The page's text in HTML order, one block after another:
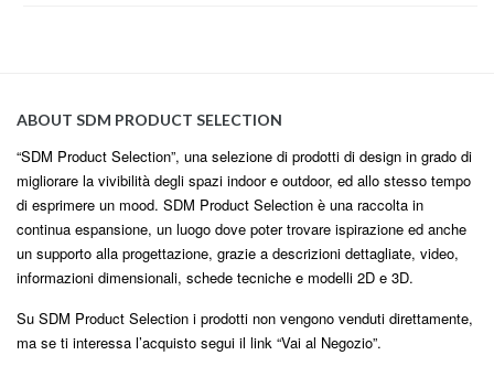
ABOUT SDM PRODUCT SELECTION
“SDM Product Selection”, una selezione di prodotti di design in grado di
migliorare la vivibilità degli spazi indoor e outdoor, ed allo stesso tempo
di esprimere un mood. SDM Product Selection è una raccolta in
continua espansione, un luogo dove poter trovare ispirazione ed anche
un supporto alla progettazione, grazie a descrizioni dettagliate, video,
informazioni dimensionali, schede tecniche e modelli 2D e 3D.
Su SDM Product Selection i prodotti non vengono venduti direttamente,
ma se ti interessa l’acquisto segui il link “Vai al Negozio”.